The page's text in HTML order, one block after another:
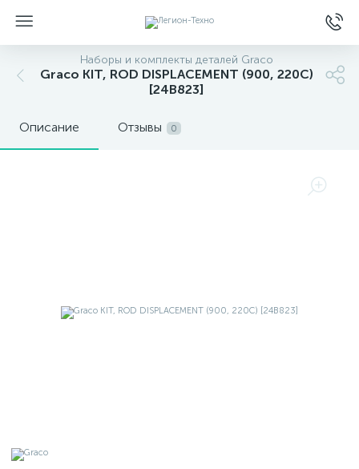
Наборы и комплекты деталей Graco
Graco KIT, ROD DISPLACEMENT (900, 220C)
[24B823]
Описание Отзывы 0